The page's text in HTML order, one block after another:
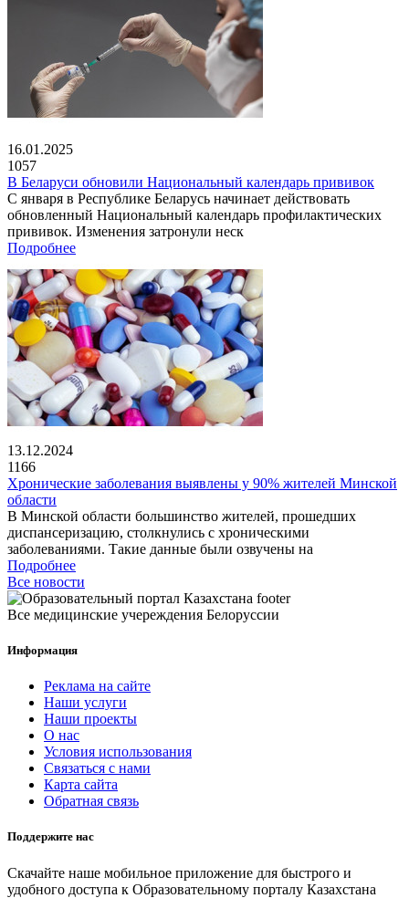
16.01.2025
1057
В Беларуси обновили Национальный календарь прививок
С января в Республике Беларусь начинает действовать
обновленный Национальный календарь профилактических
прививок. Изменения затронули неск
Подробнее
13.12.2024
1166
Хронические заболевания выявлены у 90% жителей Минской
области
В Минской области большинство жителей, прошедших
диспансеризацию, столкнулись с хроническими
заболеваниями. Такие данные были озвучены на
Подробнее
Все новости
Все медицинские учереждения Белоруссии
Информация
Реклама на сайте
Наши услуги
Наши проекты
О нас
Условия использования
Связаться с нами
Карта сайта
Обратная связь
Поддержите нас
Скачайте наше мобильное приложение для быстрого и
удобного доступа к Образовательному порталу Казахстана